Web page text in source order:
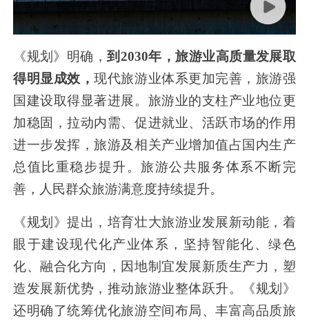
《规划》明确，到2030年，旅游业高质量发展取
得明显成效，现代旅游业体系更加完善，旅游强
国建设取得显著进展。旅游业的支柱产业地位更
加稳固，拉动内需、促进就业、活跃市场的作用
进一步发挥，旅游及相关产业增加值占国内生产
总值比重稳步提升。旅游公共服务体系不断完
善，人民群众旅游满意度持续提升。
《规划》提出，培育壮大旅游业发展新动能，着
眼于建设现代化产业体系，坚持智能化、绿色
化、融合化方向，因地制宜发展新质生产力，塑
造发展新优势，推动旅游业整体跃升。《规划》
还明确了统筹优化旅游空间布局、丰富高品质旅